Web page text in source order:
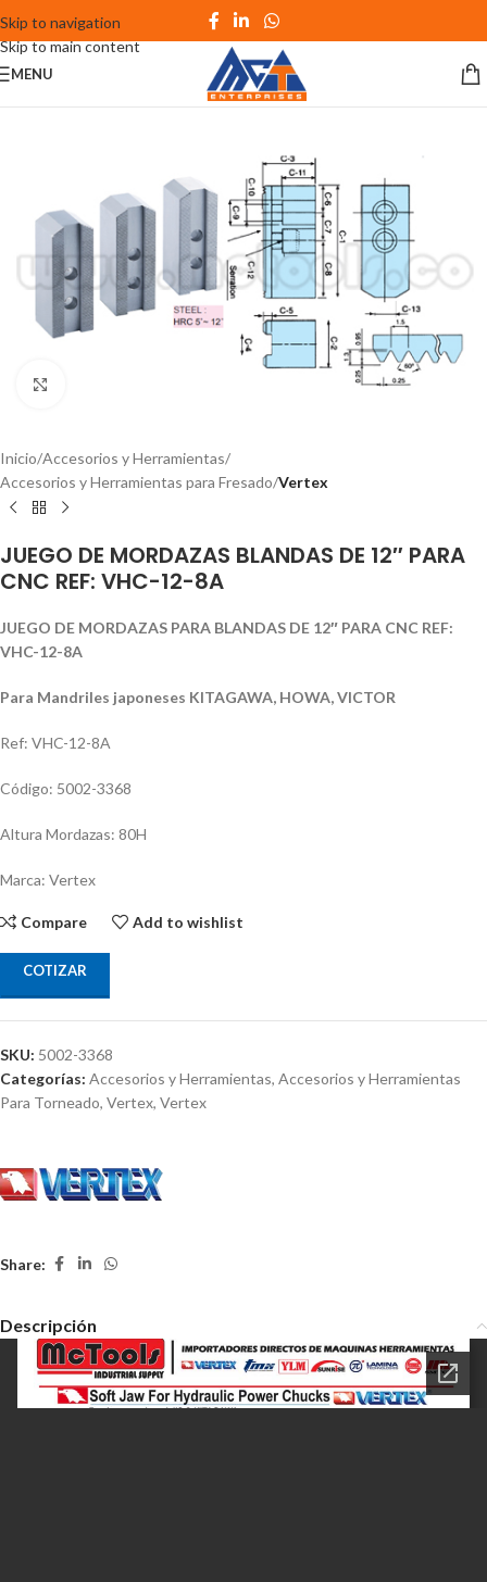
Skip to navigation
Skip to main content
MENU
Inicio Accesorios y Herramientas
Accesorios y Herramientas para Fresado Vertex
JUEGO DE MORDAZAS BLANDAS DE 12″ PARA
CNC REF: VHC-12-8A
JUEGO DE MORDAZAS PARA BLANDAS DE 12″ PARA CNC REF:
VHC-12-8A
Para Mandriles japoneses KITAGAWA, HOWA, VICTOR
Ref: VHC-12-8A
Código: 5002-3368
Altura Mordazas: 80H
Marca: Vertex
Compare Add to wishlist
COTIZAR
SKU: 5002-3368
Categorías: Accesorios y Herramientas, Accesorios y Herramientas
Para Torneado, Vertex, Vertex
Share:
Descripción